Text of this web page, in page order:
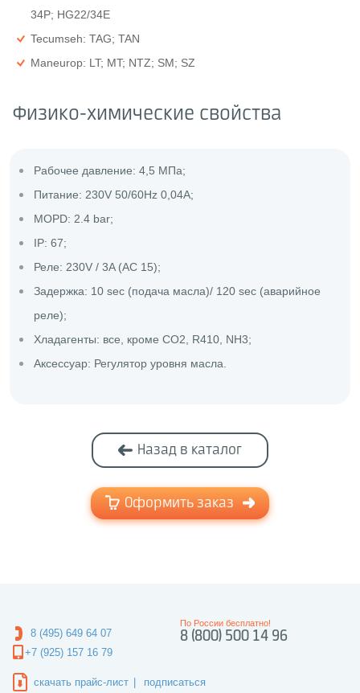
34P; HG22/34E
Tecumseh: TAG; TAN
Maneurop: LT; MT; NTZ; SM; SZ
Физико-химические свойства
Рабочее давление: 4,5 МПа;
Питание: 230V 50/60Hz 0,04A;
MOPD: 2.4 bar;
IP: 67;
Реле: 230V / 3A (AC 15);
Задержка: 10 sec (подача масла)/ 120 sec (аварийное
реле);
Хладагенты: все, кроме CO2, R410, NH3;
Аксессуар: Регулятор уровня масла.
Назад в каталог
Оформить заказ
8 (495) 649 64 07
+7 (925) 157 16 79
8 (800) 500 14 96
По России бесплатно!
скачать прайс-лист подписаться